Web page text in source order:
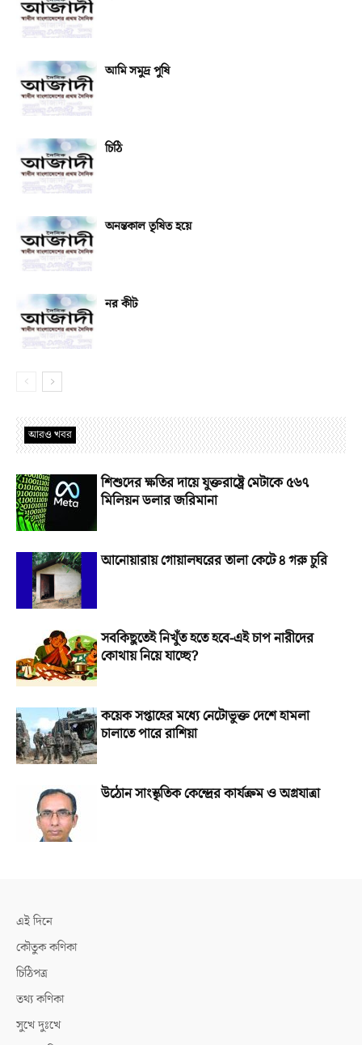
আমি সমুদ্র পুষি
চিঠি
অনন্তকাল তৃষিত হয়ে
নর কীট
আরও খবর
শিশুদের ক্ষতির দায়ে যুক্তরাষ্ট্রে মেটাকে ৫৬৭
মিলিয়ন ডলার জরিমানা
আনোয়ারায় গোয়ালঘরের তালা কেটে ৪ গরু চুরি
সবকিছুতেই নিখুঁত হতে হবে-এই চাপ নারীদের
কোথায় নিয়ে যাচ্ছে?
কয়েক সপ্তাহের মধ্যে নেটোভুক্ত দেশে হামলা
চালাতে পারে রাশিয়া
উঠোন সাংস্কৃতিক কেন্দ্রের কার্যক্রম ও অগ্রযাত্রা
এই দিনে
কৌতুক কণিকা
চিঠিপত্র
তথ্য কণিকা
সুখে দুঃখে